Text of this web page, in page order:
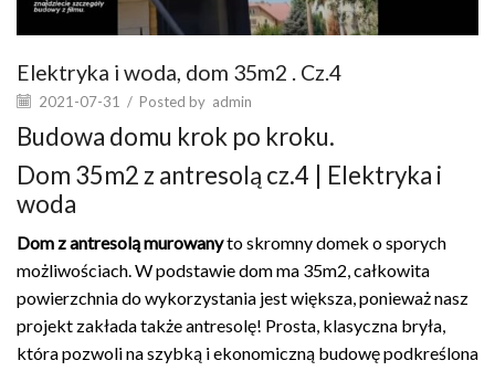
Elektryka i woda, dom 35m2 . Cz.4
2021-07-31 / Posted by admin
Budowa domu krok po kroku.
Dom 35m2 z antresolą cz.4 | Elektryka i
woda
Dom z antresolą murowanyto skromny domek o sporych
możliwościach. W podstawie dom ma 35m2, całkowita
powierzchnia do wykorzystania jest większa, ponieważ nasz
projekt zakłada także antresolę! Prosta, klasyczna bryła,
która pozwoli na szybką i ekonomiczną budowę podkreślona